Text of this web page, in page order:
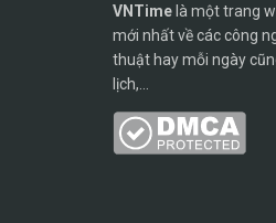
VNTime là một trang
mới nhất về các công
thuật hay mỗi ngày
lịch,...